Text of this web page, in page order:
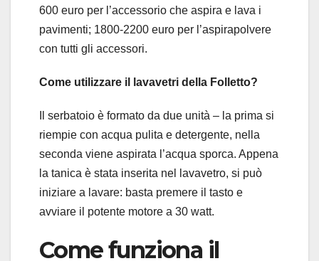
600 euro per l’accessorio che aspira e lava i
pavimenti; 1800-2200 euro per l’aspirapolvere
con tutti gli accessori.
Come utilizzare il lavavetri della Folletto?
Il serbatoio è formato da due unità – la prima si
riempie con acqua pulita e detergente, nella
seconda viene aspirata l’acqua sporca. Appena
la tanica è stata inserita nel lavavetro, si può
iniziare a lavare: basta premere il tasto e
avviare il potente motore a 30 watt.
Come funziona il